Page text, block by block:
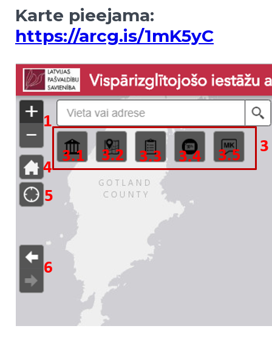
Karte pieejama:
https://arcg.is/1mK5yC